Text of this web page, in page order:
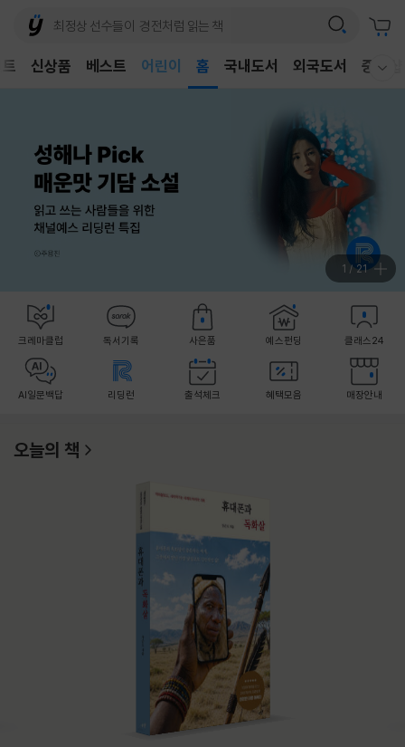
신상품 베스트
독후감
홈 국내도서 외국도서 중고샵
1 /21
크레마클럽 독서기록 사은품 예스펀딩 클래스24
AI일문백답 리딩런 출석체크 혜택모음 매장안내
오늘의 책